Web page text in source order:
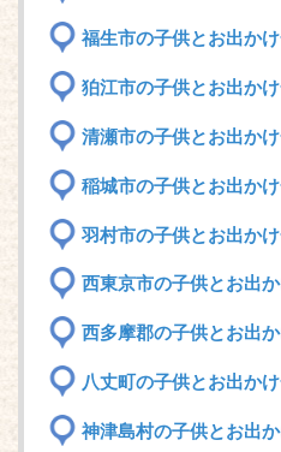
福生市の子供とお出か
狛江市の子供とお出か
清瀬市の子供とお出か
稲城市の子供とお出か
羽村市の子供とお出か
西東京市の子供とお出
西多摩郡の子供とお出
八丈町の子供とお出か
神津島村の子供とお出